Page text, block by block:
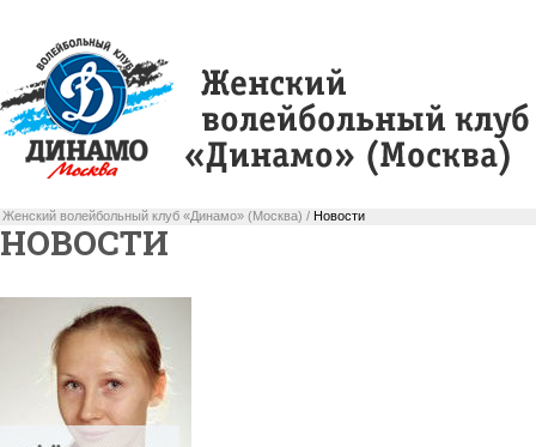
Женский волейбольный клуб «Динамо» (Москва) / Новости
НОВОСТИ